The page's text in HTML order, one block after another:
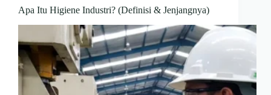
Apa Itu Higiene Industri? (Definisi & Jenjangnya)